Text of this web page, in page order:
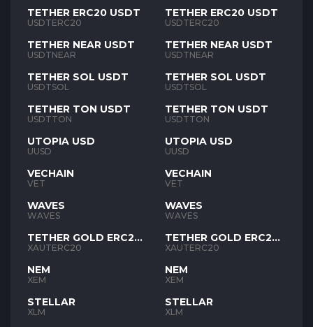
TETHER ERC20 USDT
USDTERC20
TETHER NEAR USDT
USDTNEAR
TETHER SOL USDT
USDTSOL
TETHER TON USDT
USDTTON
UTOPIA USD
UUSD
VECHAIN
VET
WAVES
WAVES
TETHER GOLD ERC20
XAUT
XAUTERC20
NEM
XEM
STELLAR
XLM
TETHER ERC20 USDT
USDTERC20
TETHER NEAR USDT
USDTNEAR
TETHER SOL USDT
USDTSOL
TETHER TON USDT
USDTTON
UTOPIA USD
UUSD
VECHAIN
VET
WAVES
WAVES
TETHER GOLD ERC20
XAUT
XAUTERC20
NEM
XEM
STELLAR
XLM